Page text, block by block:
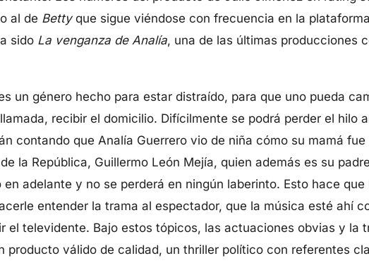
al de Bettyque sigue viéndose con frecuencia en la
sido La venganza de Analía, una de las últimas producciones
un género hecho para estar distraído, para que uno pueda
recibir el domicilio. Difícilmente se podrá perder el hilo
contando que Analía Guerrero vio de niña cómo su mamá
la República, Guillermo León Mejía, quien además es su
adelante y no se perderá en ningún laberinto. Esto hace
entender la trama al espectador, que la música esté ahí
el televidente. Bajo estos tópicos, las actuaciones obvias y la
producto válido de calidad, un thriller político con referentes